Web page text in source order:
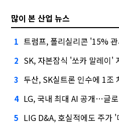
많이 본 산업 뉴스
1 트럼프, 폴리실리콘 '15% 관세'
2 SK, 자본잠식 '쏘카 말레이'
3 두산, SK실트론 인수에 1
4 LG, 국내 최대 AI 공개…글
5 LIG D&A, 호실적에도 주가